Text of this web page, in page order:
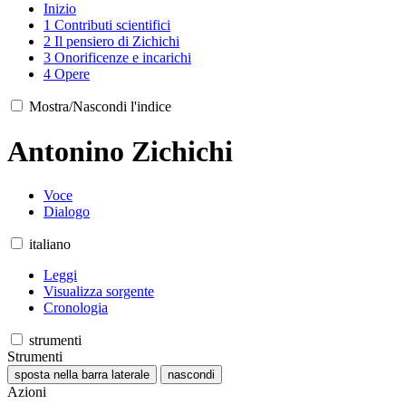
Inizio
1 Contributi scientifici
2 Il pensiero di Zichichi
3 Onorificenze e incarichi
4 Opere
Mostra/Nascondi l'indice
Antonino Zichichi
Voce
Dialogo
italiano
Leggi
Visualizza sorgente
Cronologia
strumenti
Strumenti
sposta nella barra laterale nascondi
Azioni